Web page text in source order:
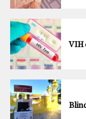
VIH